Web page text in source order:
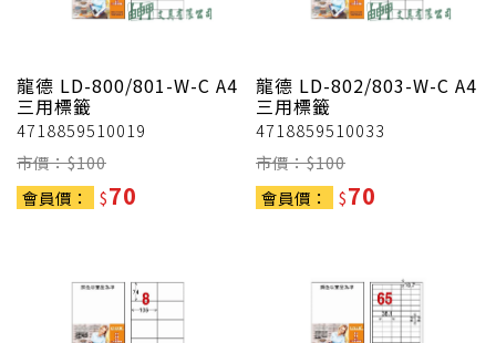
龍德 LD-800/801-W-C A4
三用標籤
4718859510019
市價：$100
會員價：
$70
龍德 LD-802/803-W-C A4
三用標籤
4718859510033
市價：$100
會員價：
$70